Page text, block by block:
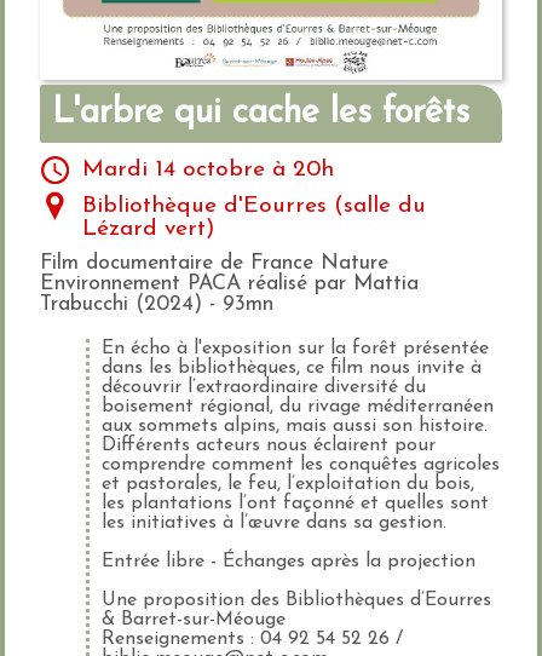
L'arbre qui cache les forêts
Mardi 14 octobre à 20h
Bibliothèque d'Eourres (salle du
Lézard vert)
Film documentaire de France Nature
Environnement PACA réalisé par Mattia
Trabucchi (2024) - 93mn
En écho à l'exposition sur la forêt présentée
dans les bibliothèques, ce film nous invite à
découvrir l’extraordinaire diversité du
boisement régional, du rivage méditerranéen
aux sommets alpins, mais aussi son histoire.
Différents acteurs nous éclairent pour
comprendre comment les conquêtes agricoles
et pastorales, le feu, l’exploitation du bois,
les plantations l’ont façonné et quelles sont
les initiatives à l’œuvre dans sa gestion.
Entrée libre - Échanges après la projection
Une proposition des Bibliothèques d’Eourres
& Barret-sur-Méouge
Renseignements : 04 92 54 52 26 /